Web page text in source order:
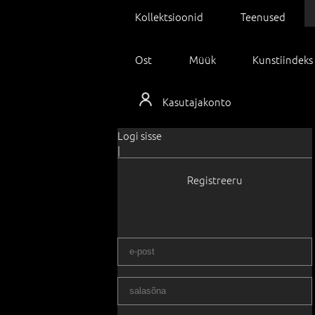
Kollektsioonid Teenused
Ost Müük Kunstiindeks
Kasutajakonto
Logi sisse
|
Registreeru